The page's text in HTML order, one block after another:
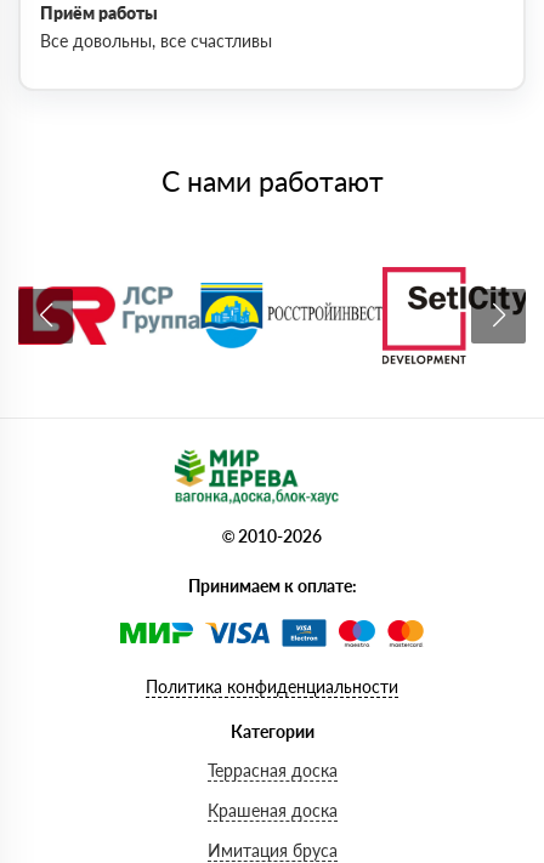
Приём работы
Все довольны, все счастливы
С нами работают
© 2010-2026
Принимаем к оплате:
Политика конфиденциальности
Категории
Террасная доска
Крашеная доска
Имитация бруса